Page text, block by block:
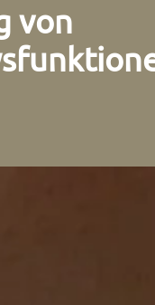
von